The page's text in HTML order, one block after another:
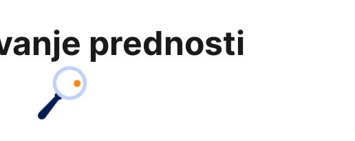
prednosti